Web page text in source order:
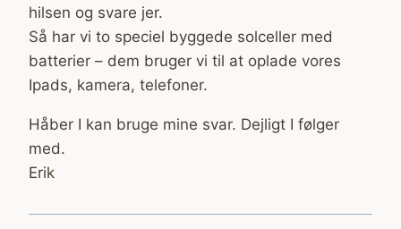
hilsen og svare jer.
Så har vi to speciel byggede solceller med
batterier – dem bruger vi til at oplade vores
Ipads, kamera, telefoner.
Håber I kan bruge mine svar. Dejligt I følger
med.
Erik